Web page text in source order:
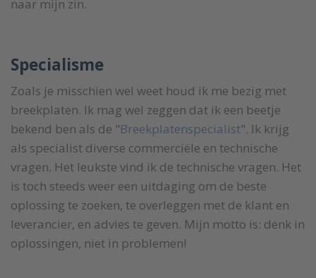
naar mijn zin.
Specialisme
Zoals je misschien wel weet houd ik me bezig met
breekplaten. Ik mag wel zeggen dat ik een beetje
bekend ben als de "Breekplatenspecialist". Ik krijg
als specialist diverse commerciële en technische
vragen. Het leukste vind ik de technische vragen. Het
is toch steeds weer een uitdaging om de beste
oplossing te zoeken, te overleggen met de klant en
leverancier, en advies te geven. Mijn motto is: denk in
oplossingen, niet in problemen!